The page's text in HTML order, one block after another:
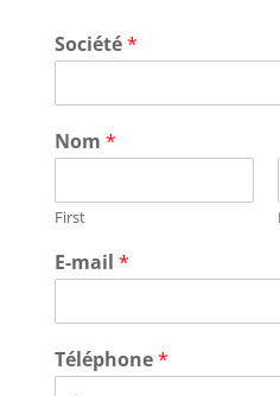
Société*
Nom *
First
E-mail *
Téléphone*